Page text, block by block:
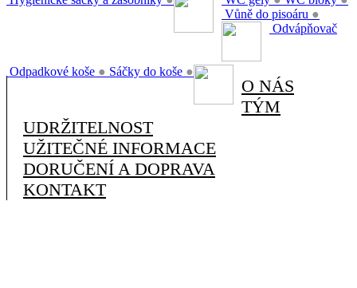
Vůně do pisoáru ●
Odpadkové koše ● Sáčky do koše ●
Odvápňovač
O NÁS
TÝM
UDRŽITELNOST
UŽITEČNÉ INFORMACE
DORUČENÍ A DOPRAVA
KONTAKT